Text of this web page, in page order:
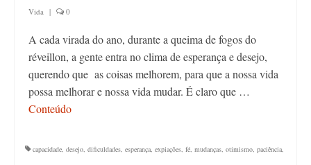
Vida | 0
A cada virada do ano, durante a queima de fogos do
réveillon, a gente entra no clima de esperança e desejo,
querendo que as coisas melhorem, para que a nossa vida
possa melhorar e nossa vida mudar. É claro que …
Conteúdo
capacidade, desejo, dificuldades, esperança, expiações, fé, mudanças, otimismo, paciência,